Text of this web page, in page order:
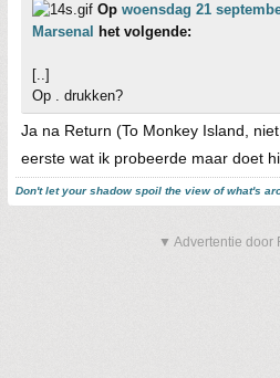
Op woensdag 21
Marsenal het volgende:
[..]
Op . drukken?
Ja na Return (To Monkey Island,
eerste wat ik probeerde maar doet
Don't let your shadow spoil the view of what's
▼ Advertentie door